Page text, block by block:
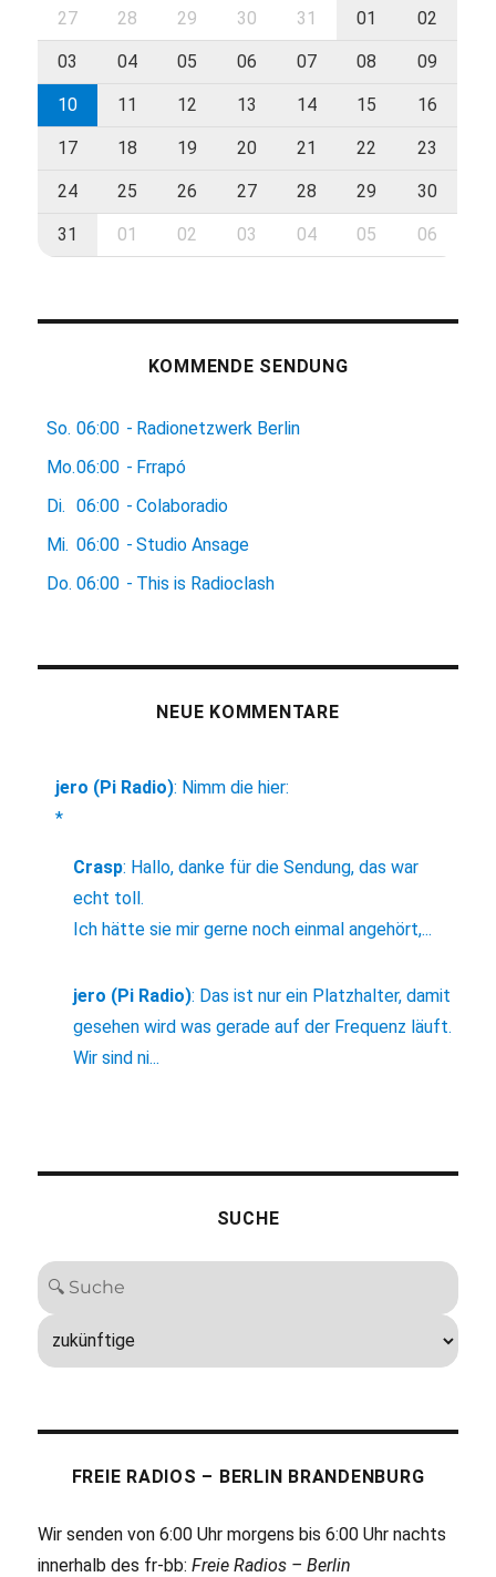
27 28 29 30 31 01 02
03 04 05 06 07 08 09
10 11 12 13 14 15 16
17 18 19 20 21 22 23
24 25 26 27 28 29 30
31 01 02 03 04 05 06
KOMMENDE SENDUNG
So. 06:00 - Radionetzwerk Berlin
Mo.06:00 - Frrapó
Di.
06:00 - Colaboradio
Mi. 06:00 - Studio Ansage
Do. 06:00 - This is Radioclash
NEUE KOMMENTARE
jero (Pi Radio): Nimm die hier:
*
Crasp: Hallo, danke für die Sendung, das war
echt toll.
Ich hätte sie mir gerne noch einmal angehört,...
jero (Pi Radio): Das ist nur ein Platzhalter, damit
gesehen wird was gerade auf der Frequenz läuft.
Wir sind ni...
SUCHE
FREIE RADIOS – BERLIN BRANDENBURG
Wir senden von 6:00 Uhr morgens bis 6:00 Uhr nachts
innerhalb des fr-bb:Freie Radios – Berlin